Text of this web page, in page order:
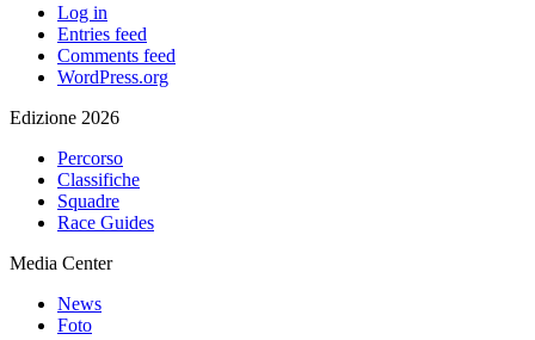
Log in
Entries feed
Comments feed
WordPress.org
Edizione 2026
Percorso
Classifiche
Squadre
Race Guides
Media Center
News
Foto